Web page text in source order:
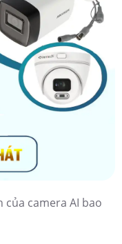
camera AI bao